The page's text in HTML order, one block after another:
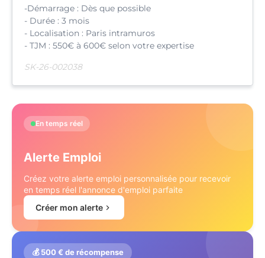
-Démarrage : Dès que possible
- Durée : 3 mois
- Localisation : Paris intramuros
- TJM : 550€ à 600€ selon votre expertise
SK-26-002038
En temps réel
Alerte Emploi
Créez votre alerte emploi personnalisée pour recevoir
en temps réel l'annonce d'emploi parfaite
Créer mon alerte
💰 500 € de récompense